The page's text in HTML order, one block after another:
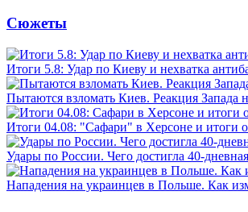
Сюжеты
Итоги 5.8: Удар по Киеву и нехватка
Пытаются взломать Киев. Реакция Запада
Итоги 04.08: "Сафари" в Херсоне и итоги
Удары по России. Чего достигла 40-
Нападения на украинцев в Польше. Как